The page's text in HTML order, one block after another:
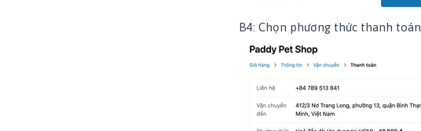
B4: Chọn phương thức thanh toán